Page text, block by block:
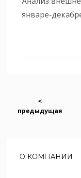
январе-
<
предыдущая
О КОМПАНИИ